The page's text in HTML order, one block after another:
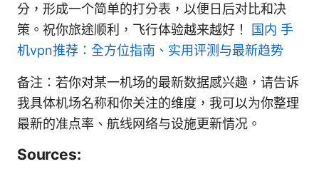
分，形成一个简单的打分表，以便日后对比和决
策。祝你旅途顺利，飞行体验越来越好！
国内 手
机vpn推荐：全方位指南、实用评测与最新趋势
备注：若你对某一机场的最新数据感兴趣，请告诉
我具体机场名称和你关注的维度，我可以为你整理
最新的准点率、航线网络与设施更新情况。
Sources: